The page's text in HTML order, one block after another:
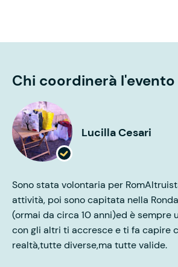
Chi coordinerà l'evento
Lucilla Cesari
Sono stata volontaria per
attività, poi sono capitata nella
(ormai da circa 10 anni)ed è sempre
con gli altri ti accresce e ti fa capire
realtà,tutte diverse,ma tutte valide.